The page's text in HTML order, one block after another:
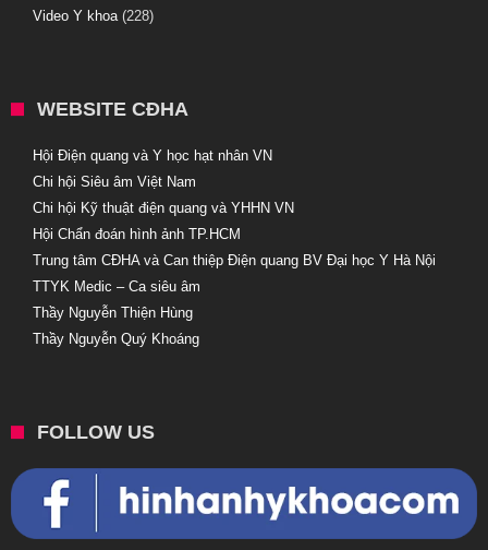
Video Y khoa(228)
WEBSITE CĐHA
Hội Điện quang và Y học hạt nhân VN
Chi hội Siêu âm Việt Nam
Chi hội Kỹ thuật điện quang và YHHN VN
Hội Chẩn đoán hình ảnh TP.HCM
Trung tâm CĐHA và Can thiệp Điện quang BV Đại học Y Hà Nội
TTYK Medic – Ca siêu âm
Thầy Nguyễn Thiện Hùng
Thầy Nguyễn Quý Khoáng
FOLLOW US